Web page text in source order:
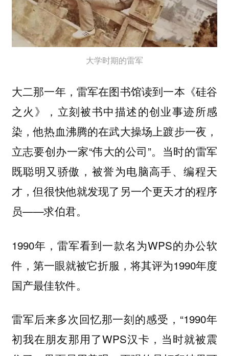
大学时期的雷军
大二那一年，雷军在图书馆读到一本《硅谷
之火》，立刻被书中描述的创业事迹所感
染，他热血沸腾的在武大操场上踱步一夜，
立志要创办一家“伟大的公司”。当时的雷军
既聪明又骄傲，被誉为电脑高手、编程天
才，但很快他就发现了另一个更天才的程序
员——求伯君。
1990年，雷军看到一款名为WPS的办公软
件，第一眼就被它折服，将其评为1990年度
国产最佳软件。
雷军后来多次回忆那一刻的感受，“1990年
初我在朋友那用了WPS汉卡，当时就被震